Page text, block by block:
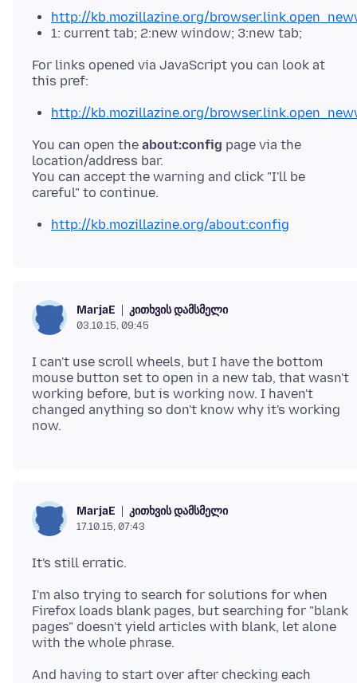
http://kb.mozillazine.org/
1: current tab; 2:new window; 3:new tab;
For links opened via JavaScript you can look at
http://kb.mozillazine.org/
You can open the about:config page via the
location/address bar.
You can accept the warning and click "I'll be
http://kb.mozillazine.org/about:config
MarjaE კითხვის დამსმელი
03.10.15, 09:45
I can't use scroll wheels, but I have the bottom
mouse button set to open in a new tab, that wasn't
working before, but is working now. I haven't
changed anything so don't know why it's working
MarjaE კითხვის დამსმელი
17.10.15, 07:43
I'm also trying to search for solutions for when
Firefox loads blank pages, but searching for "blank
pages" doesn't yield articles with blank, let alone
And having to start over after checking each